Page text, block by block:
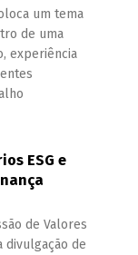
um tema
de uma
experiência
ESG e
de Valores
divulgação de